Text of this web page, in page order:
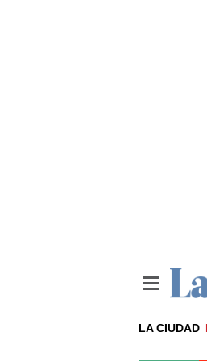
LA CIUDAD